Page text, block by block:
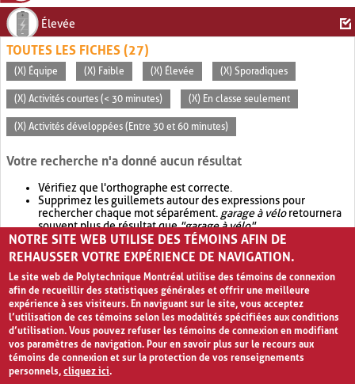
Élevée
TOUTES LES FICHES (27)
(X) Équipe (X) Faible (X) Élevée (X) Sporadiques
(X) Activités courtes (< 30 minutes) (X) En classe seulement
(X) Activités développées (Entre 30 et 60 minutes)
Votre recherche n'a donné aucun résultat
Vérifiez que l'orthographe est correcte.
Supprimez les guillemets autour des expressions pour
rechercher chaque mot séparément. garage à véloretournera
souvent plus de résultat que"garage à vélo".
Envisagez d'élargir votre recherche avec OR.garage OR vélo
retournera souvent plus de résultat quegarage à vélo
NOTRE SITE WEB UTILISE DES TÉMOINS AFIN DE
REHAUSSER VOTRE EXPÉRIENCE DE NAVIGATION.
Le site web de Polytechnique Montréal utilise des témoins de connexion
afin de recueillir des statistiques générales et offrir une meilleure
expérience à ses visiteurs. En naviguant sur le site, vous acceptez
l’utilisation de ces témoins selon les modalités spécifiées aux conditions
d’utilisation. Vous pouvez refuser les témoins de connexion en modifiant
vos paramètres de navigation. Pour en savoir plus sur le recours aux
témoins de connexion et sur la protection de vos renseignements
personnels,cliquez ici.